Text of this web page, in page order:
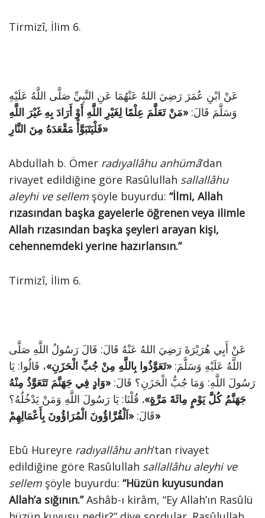
Tirmizî, İlim 6.
عَنْ ابْنِ عُمَرَ رَضِيَ اللهُ عَنْهُمَا عَنِ النَّبِيِّ صَلَّى اللَّهُ عَلَيْهِ
وَسَلَّمَ قَالَ:«مَنْ تَعَلَّمَ عِلْمًا لِغَيْرِ اللَّهِ أَوْ أَرَادَ بِهِ غَيْرَ اللَّهِ
فَلْيَتَبَوَّأْ مَقْعَدَهُ مِنَ النَّارِ»
Abdullah b. Ömer radıyallâhu anhümâ’dan
rivayet edildiğine göre Rasûlullah sallallâhu
aleyhi ve sellem şöyle buyurdu: “İlmi, Allah
rızasından başka gayelerle öğrenen veya ilimle
Allah rızasından başka şeyleri arayan kişi,
cehennemdeki yerine hazırlansın.”
Tirmizî, İlim 6.
عَنْ أَبِي هُرَيْرَةَ رَضِيَ اللهُ عَنْهُ قَالَ: قَالَ رَسُولُ اللَّهِ صَلَّى
اللَّهُ عَلَيْهِ وَسَلَّمَ:«تَعَوَّذُوا بِاللَّهِ مِنْ جُبِّ الحَزَنِ»، قَالُوا: يَا
رَسُولَ اللَّهِ: وَمَا جُبُّ الْحَزَنِ؟ قَالَ:«وَادٍ فِي جَهَنَّمَ تَتَعَوَّذُ مِنْهُ
جَهَنَّمُ كُلَّ يَوْمٍ مِائَةَ مَرَّةٍ». قُلْنَا: يَا رَسُولَ اللَّهِ وَمَنْ يَدْخُلُهُ؟
قَالَ:«اَلْقُرَّاؤُونَ الْمُرَاؤُونَ بِأَعْمَالِهِمْ»
Ebû Hureyre radıyallâhu anh’tan rivayet
edildiğine göre Rasûlullah sallallâhu aleyhi ve
sellem şöyle buyurdu: “Hüzün kuyusundan
Allah’a sığının.”Ashâb-ı kirâm, “Ey Allah’ın Rasûlü